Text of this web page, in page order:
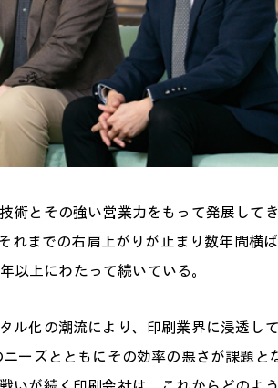
術とその強い営業力をもって発展して
れまでの右肩上がりが止まり数年間横
以上にわたって続いている。
ル化の潮流により、印刷業界に浸透し
ーズとともにその効率の悪さが課題と